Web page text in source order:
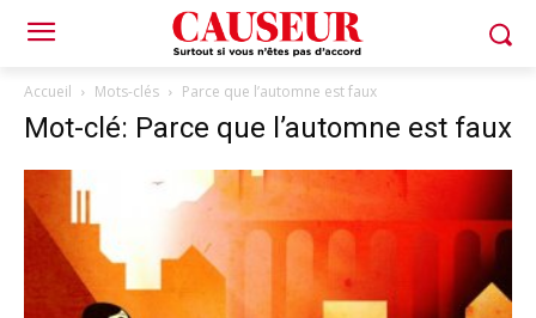
Accueil Mots-clés Parce que l’automne est faux
Mot-clé: Parce que l’automne est faux